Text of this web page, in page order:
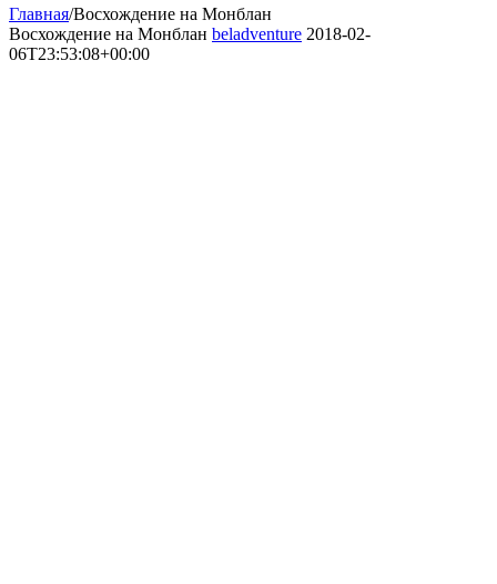
Главная/Восхождение на Монблан
Восхождение на Монблан beladventure 2018-02-
06T23:53:08+00:00